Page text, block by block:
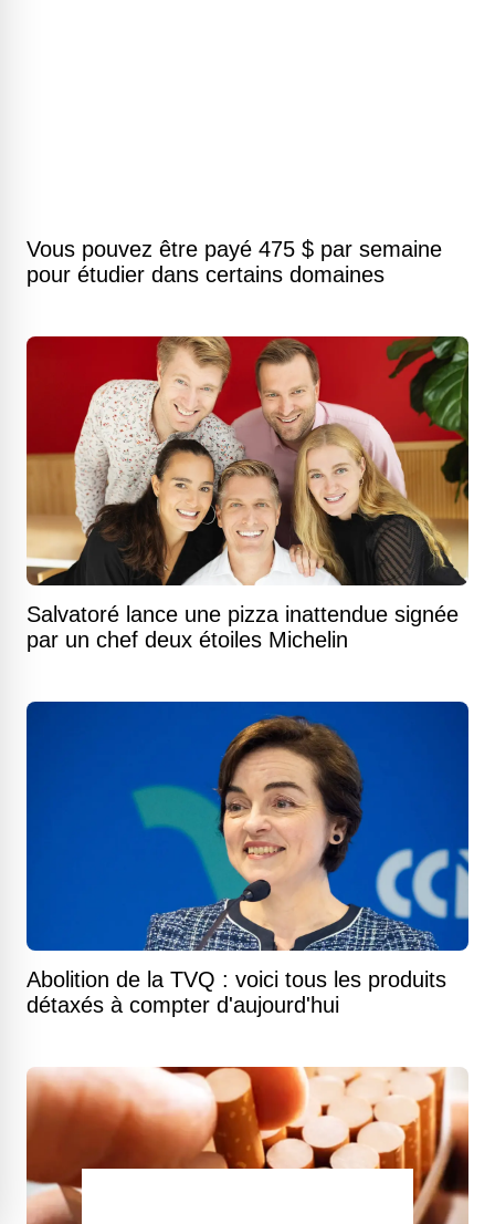
Vous pouvez être payé 475 $ par semaine
pour étudier dans certains domaines
Salvatoré lance une pizza inattendue signée
par un chef deux étoiles Michelin
Abolition de la TVQ : voici tous les produits
détaxés à compter d'aujourd'hui